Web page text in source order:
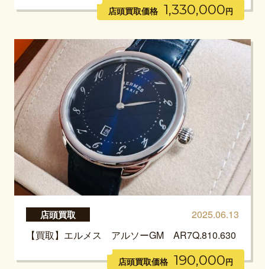
店頭買取価格 1,330,000円
店頭買取
2025.06.13
【買取】エルメス アルソーGM AR7Q.810.630
店頭買取価格 190,000円